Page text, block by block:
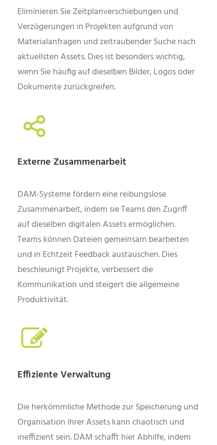
Eliminieren Sie Zeitplanverschiebungen und
Verzögerungen in Projekten aufgrund von
Materialanfragen und zeitraubender Suche nach
aktuellsten Assets. Dies ist besonders wichtig,
wenn Sie häufig auf dieselben Bilder, Logos oder
Dokumente zurückgreifen.
Externe Zusammenarbeit
DAM-Systeme fördern eine reibungslose
Zusammenarbeit, indem sie Teams den Zugriff
auf dieselben digitalen Assets ermöglichen.
Teams können Dateien gemeinsam bearbeiten
und in Echtzeit Feedback austauschen. Dies
beschleunigt Projekte, verbessert die
Kommunikation und steigert die allgemeine
Produktivität.
Effiziente Verwaltung
Die herkömmliche Methode zur Speicherung und
Organisation ihrer Assets kann chaotisch und
ineffizient sein. DAM schafft hier Abhilfe, indem